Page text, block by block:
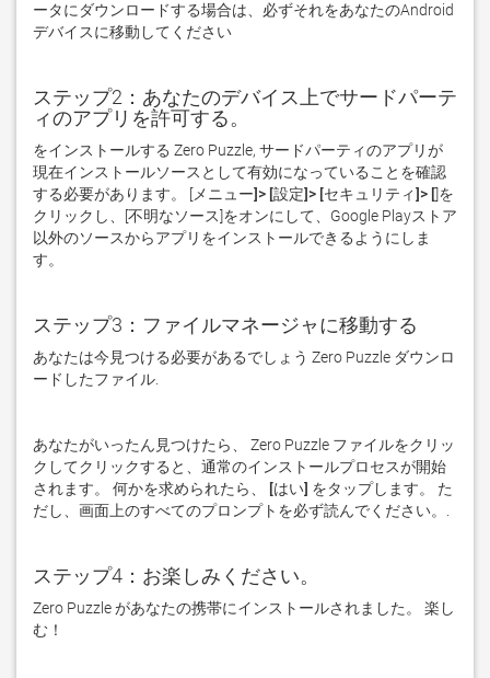
ータにダウンロードする場合は、必ずそれをあなたのAndroid
デバイスに移動してください
ステップ2：あなたのデバイス上でサードパーテ
ィのアプリを許可する。
をインストールする Zero Puzzle, サードパーティのアプリが
現在インストールソースとして有効になっていることを確認
する必要があります。 [メニュー]> [設定]> [セキュリティ]> []を
クリックし、[不明なソース]をオンにして、Google Playストア
以外のソースからアプリをインストールできるようにしま
す。
ステップ3：ファイルマネージャに移動する
あなたは今見つける必要があるでしょう Zero Puzzle ダウンロ
ードしたファイル.
あなたがいったん見つけたら、 Zero Puzzle ファイルをクリッ
クしてクリックすると、通常のインストールプロセスが開始
されます。 何かを求められたら、
[はい] をタップします。 た
だし、画面上のすべてのプロンプトを必ず読んでください。.
ステップ4：お楽しみください。
Zero Puzzle があなたの携帯にインストールされました。 楽し
む！